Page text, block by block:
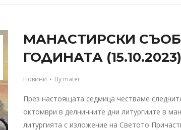
МАНАСТИРСКИ
ГОДИНАТА (15.10.2023)
Новини By mater
През настоящата седмица честваме
октомври в делничните дни литургиите в
литургията с изложение на Светото